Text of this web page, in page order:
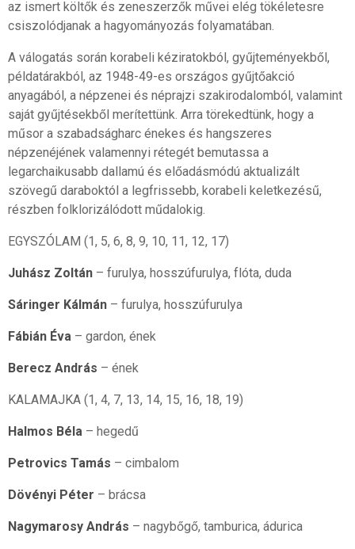
az ismert költők és zeneszerzők művei elég tökéletesre
csiszolódjanak a hagyományozás folyamatában.
A válogatás során korabeli kéziratokból, gyűjteményekből,
példatárakból, az 1948-49-es országos gyűjtőakció
anyagából, a népzenei és néprajzi szakirodalomból, valamint
saját gyűjtésekből merítettünk. Arra törekedtünk, hogy a
műsor a szabadságharc énekes és hangszeres
népzenéjének valamennyi rétegét bemutassa a
legarchaikusabb dallamú és előadásmódú aktualizált
szövegű daraboktól a legfrissebb, korabeli keletkezésű,
részben folklorizálódott műdalokig.
EGYSZÓLAM (1, 5, 6, 8, 9, 10, 11, 12, 17)
Juhász Zoltán– furulya, hosszúfurulya, flóta, duda
Sáringer Kálmán– furulya, hosszúfurulya
Fábián Éva – gardon, ének
Berecz András – ének
KALAMAJKA (1, 4, 7, 13, 14, 15, 16, 18, 19)
Halmos Béla – hegedű
Petrovics Tamás – cimbalom
Dövényi Péter – brácsa
Nagymarosy András – nagybőgő, tamburica, ádurica